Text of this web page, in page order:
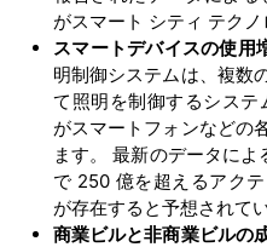
がスマート シティ テクノ
スマートデバイスの使用
明制御システムは、複数
て照明を制御するシス
がスマートフォンなどの
ます。 最新のデータに
で 250 億を超えるアク
が存在すると予想されてい
商業ビルと非商業ビルの